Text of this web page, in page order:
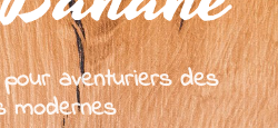
aventuriers des
modernes